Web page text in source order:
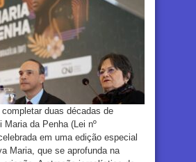
duas décadas de
Maria da Penha (Lei nº
em uma edição especial
Maria, que se aprofunda na